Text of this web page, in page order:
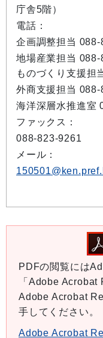
庁舎5階）
電話：
企画調整担当
地場産業担当
ものづくり支援担
外商支援担当
海洋深層水推進室
ファックス：
088-823-9261
メール：
PDFの閲覧には
「Adobe
Adobe Acrobat
手してください。
Adobe Acrobat